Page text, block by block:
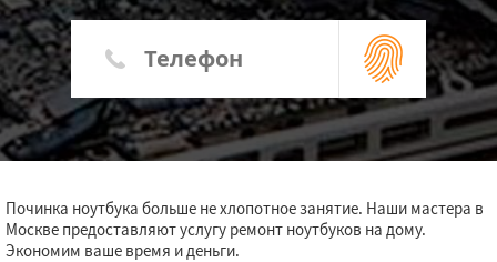
Починка ноутбука больше не хлопотное занятие. Наши мастера в
Москве предоставляют услугу ремонт ноутбуков на дому.
Экономим ваше время и деньги.